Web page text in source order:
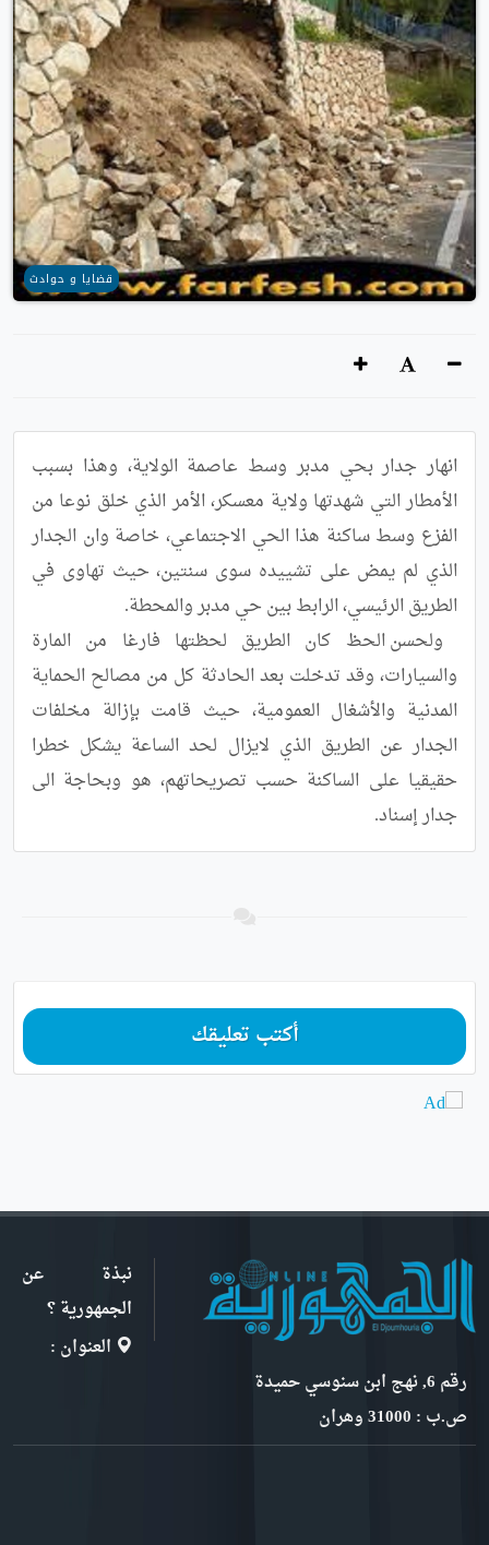
قضايا و حوادث
الفزع وسط ساكنة هذا الحي الاجتماعي، خاصة وان الجدار
جدار إسناد.
أكتب تعليقك
نبذة عن
الجمهورية ؟
العنوان :
رقم 6, نهج ابن سنوسي حميدة
ص.ب : 31000 وهران